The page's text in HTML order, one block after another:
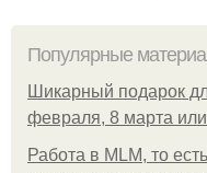
Популярные
Шикарный подарок
февраля, 8 марта
Работа в MLM, то